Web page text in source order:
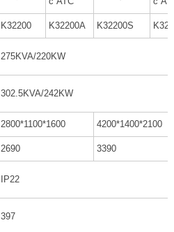
K32200 K32200A K32200S
275KVA/220KW
302.5KVA/242KW
2800*1100*1600 4200*1400*2100
2690 3390
IP22
397